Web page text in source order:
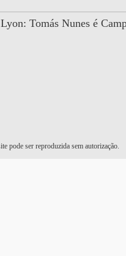
Tomás Nunes é
pode ser reproduzida sem autorização.